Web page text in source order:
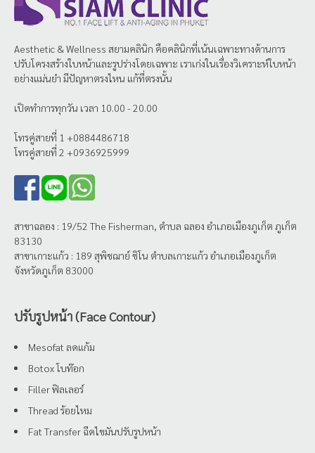
Aesthetic & Wellness สยามคลินิก คือคลินิกที่เน้นเฉพาะทางด้านการ
ปรับโครงสร้างใบหน้าและรูปร่างโดยเฉพาะ เราเก่งในเรื่องวิเคราะห์ใบหน้า
อย่างแม่นยำ มีปัญหาตรงไหน แก้ที่ตรงนั้น
เปิดทำการทุกวัน เวลา 10.00 - 20.00
โทรคู่สายที่ 1 +0884486718
โทรคู่สายที่ 2 +0936925999
สาขาฉลอง : 19/52 The Fisherman, ตำบล ฉลอง อำเภอเมืองภูเก็ต ภูเก็ต
83130
สาขาเกาะแก้ว : 189 สุพิชฌาย์ ชิโน ตำบลเกาะแก้ว อำเภอเมืองภูเก็ต
จังหวัดภูเก็ต 83000
ปรับรูปหน้า (Face Contour)
Mesofat ลดแก้ม
Botox โบท๊อก
Filler ฟิลเลอร์
Thread ร้อยไหม
Fat Transfer ฉีดไขมันปรับรูปหน้า